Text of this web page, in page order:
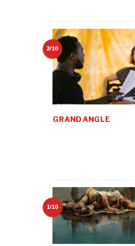
2/10
GRAND ANGLE
1/10